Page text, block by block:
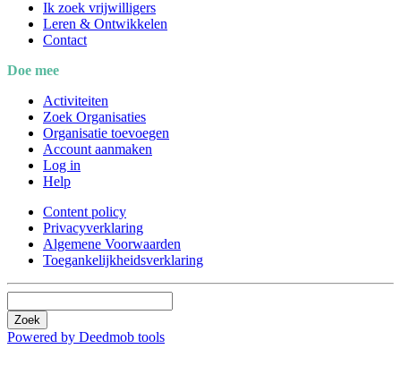
Ik zoek vrijwilligers
Leren & Ontwikkelen
Contact
Doe mee
Activiteiten
Zoek Organisaties
Organisatie toevoegen
Account aanmaken
Log in
Help
Content policy
Privacyverklaring
Algemene Voorwaarden
Toegankelijkheidsverklaring
Zoek
Powered by Deedmob tools